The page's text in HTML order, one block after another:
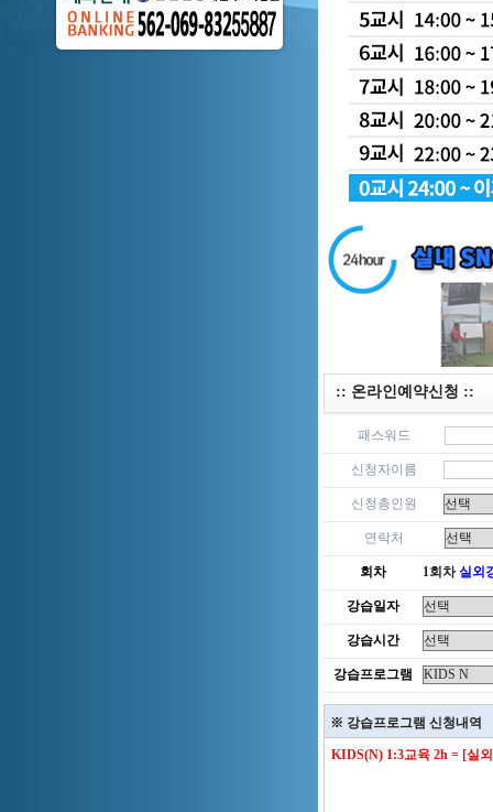
:: 온라인예약신청 ::
패스워드
신청자이름
신청총인원
연락처
회차 1회차실외
강습일자
강습시간
강습프로그램
※ 강습프로그램 신청내역